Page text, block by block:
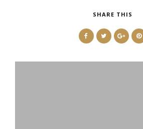
SHARE THIS